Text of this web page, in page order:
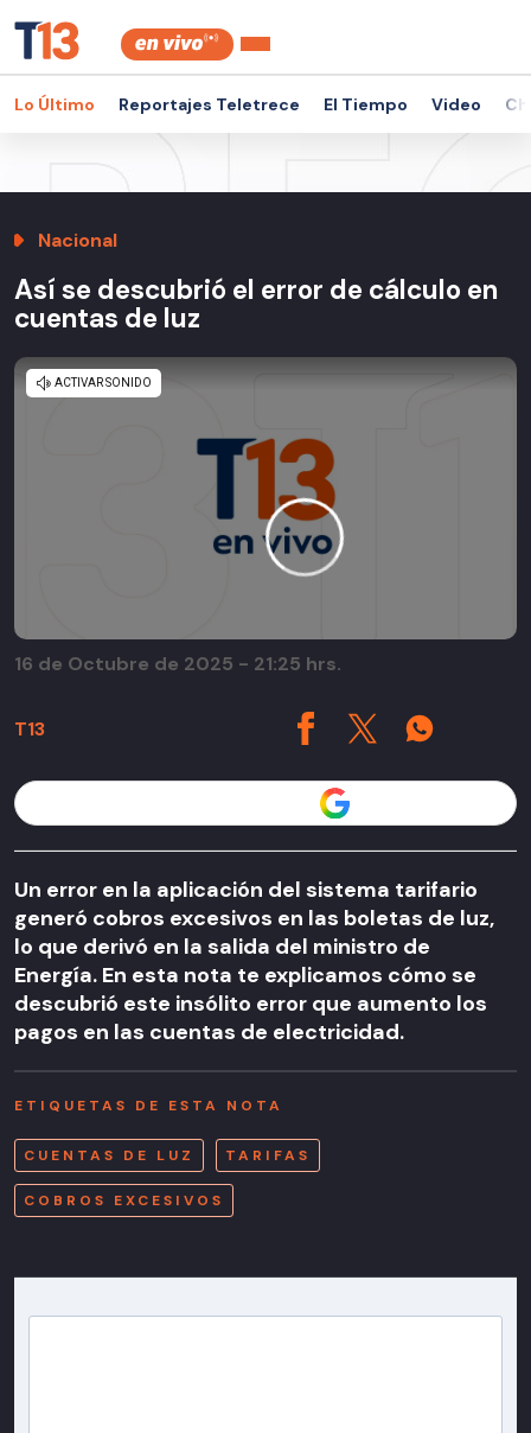
Lo Último Reportajes Teletrece El Tiempo Video
Nacional
Así se descubrió el error de cálculo en
cuentas de luz
T13
16 de Octubre de 2025 - 21:25 hrs.
Un error en la aplicación del sistema tarifario
generó cobros excesivos en las boletas de luz,
lo que derivó en la salida del ministro de
Energía. En esta nota te explicamos cómo se
descubrió este insólito error que aumento los
pagos en las cuentas de electricidad.
ETIQUETAS DE ESTA NOTA
CUENTAS DE LUZ TARIFAS
COBROS EXCESIVOS